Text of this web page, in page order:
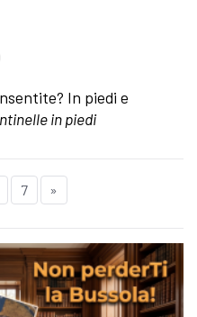
In piedi e
in piedi
7 »